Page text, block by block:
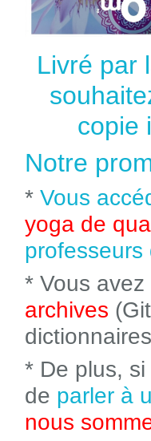
Livré par
copie
Notre
* Vous
yoga de
professeurs
* Vous avez
archives
* De plus,
de parler à
nous